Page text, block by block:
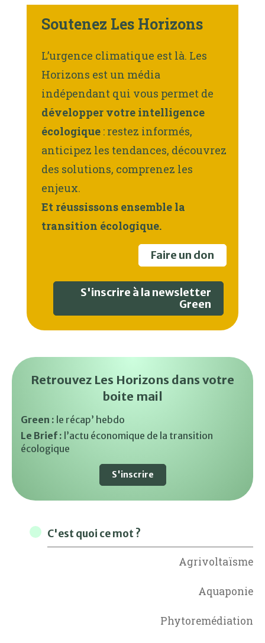
Soutenez Les Horizons
L’urgence climatique est là. Les
Horizons est un média
indépendant qui vous permet de
développer votre intelligence
écologique : restez informés,
anticipez les tendances, découvrez
des solutions, comprenez les
enjeux.
Et réussissons ensemble la
transition écologique.
Faire un don
S'inscrire à la newsletter
Green
Retrouvez Les Horizons dans votre
boite mail
Green : le récap’ hebdo
Le Brief : l’actu économique de la transition
écologique
S'inscrire
C'est quoi ce mot ?
Agrivoltaïsme
Aquaponie
Phytoremédiation